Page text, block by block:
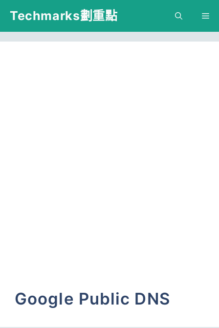
跳
主
Techmarks劃重點
Google Public DNS